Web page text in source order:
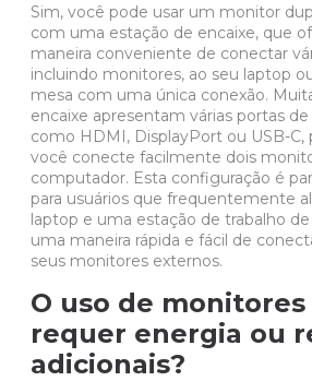
Sim, você pode usar um monitor
com uma estação de encaixe, que
maneira conveniente de conectar
incluindo monitores, ao seu laptop
mesa com uma única conexão.
encaixe apresentam várias portas
como HDMI, DisplayPort ou USB-
você conecte facilmente dois
computador. Esta configuração é
para usuários que frequentemente
laptop e uma estação de trabalho
uma maneira rápida e fácil de
seus monitores externos.
O uso de
requer energia ou
adicionais?